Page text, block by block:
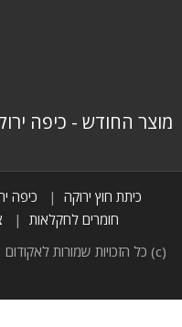
מוצר החודש - כיפה
כיתת חוץ ירוקה כיפה
חומרים לחקלאות
(c) כל הזכויות שמורות לאקודום |